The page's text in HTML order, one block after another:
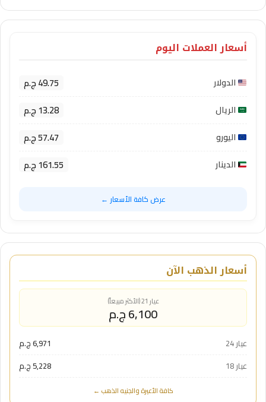
أسعار العملات اليوم
الدولار 49.75 ج.م
الريال 13.28 ج.م
اليورو 57.47 ج.م
الدينار 161.55 ج.م
عرض كافة الأسعار ←
أسعار الذهب الآن
عيار 21 (الأكثر مبيعاً)
6,100 ج.م
عيار 24
6,971 ج.م
عيار 18
5,228 ج.م
كافة الأعيرة والجنيه الذهب ←